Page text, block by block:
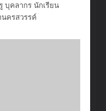
บุคลากร นักเรียน
ครสวรรค์